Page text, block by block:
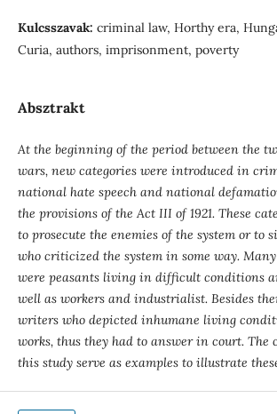
Kulcsszavak: criminal law, Horthy era,
Curia, authors, imprisonment, poverty
Absztrakt
At the beginning of the period between the
wars, new categories were introduced in
national hate speech and national
the provisions of the Act III of 1921. These
to prosecute the enemies of the system or to
who criticized the system in some way.
were peasants living in difficult conditions
well as workers and industrialist. Besides
writers who depicted inhumane living
works, thus they had to answer in court. The
this study serve as examples to illustrate